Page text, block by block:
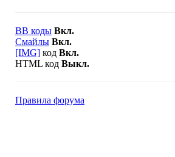
BB коды Вкл.
Смайлы Вкл.
[IMG] код Вкл.
HTML код Выкл.
Правила форума